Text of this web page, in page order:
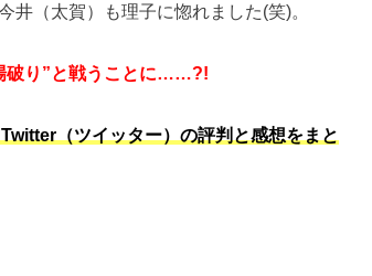
（太賀）も理子に惚れました(笑)。
破り”と戦うことに……?!
（ツイッター）の評判と感想をまと